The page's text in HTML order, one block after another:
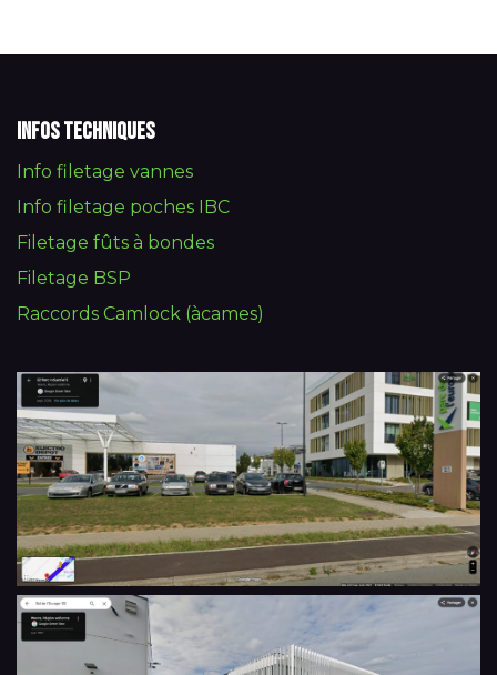
Infos techniques
Info filetage vannes
Info filetage poches IBC
Filetage fûts à bondes
Filetage BSP
Raccords Camlock (àcames)